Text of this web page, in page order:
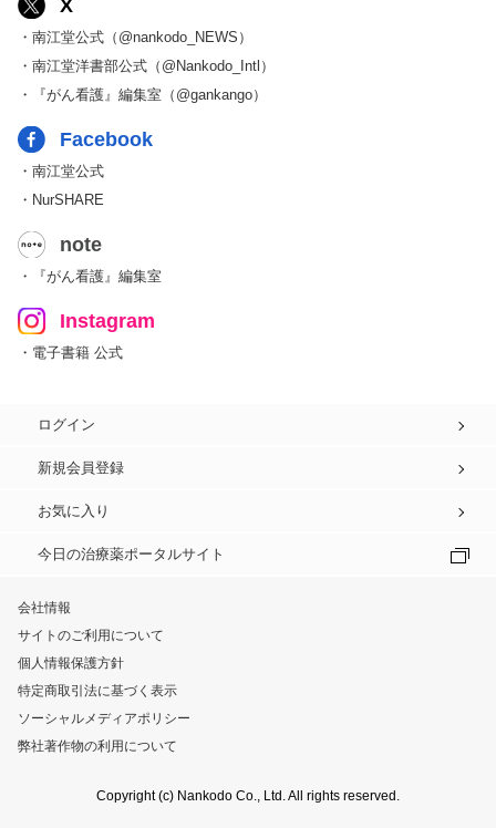
X
・南江堂公式（@nankodo_NEWS）
・南江堂洋書部公式（@Nankodo_Intl）
・『がん看護』編集室（@gankango）
Facebook
・南江堂公式
・NurSHARE
note
・『がん看護』編集室
Instagram
・電子書籍 公式
ログイン
新規会員登録
お気に入り
今日の治療薬ポータルサイト
会社情報
サイトのご利用について
個人情報保護方針
特定商取引法に基づく表示
ソーシャルメディアポリシー
弊社著作物の利用について
Copyright (c) Nankodo Co., Ltd. All rights reserved.